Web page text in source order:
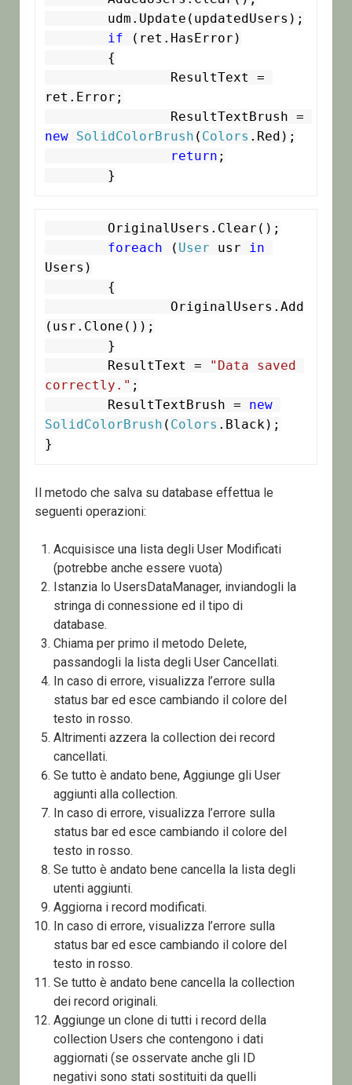
if (ret.HasError)
ret.Error;
new
SolidColorBrush ( Colors .Red);
return ;
foreach ( User usr
in
Users)
(usr.Clone());
	ResultText =
"Data saved
correctly." ;
	ResultTextBrush =
new
SolidColorBrush ( Colors .Black);
}
Il metodo che salva su database effettua le
seguenti operazioni:
Acquisisce una lista degli User Modificati
(potrebbe anche essere vuota)
Istanzia lo UsersDataManager, inviandogli la
stringa di connessione ed il tipo di
database.
Chiama per primo il metodo Delete,
passandogli la lista degli User Cancellati.
In caso di errore, visualizza l’errore sulla
status bar ed esce cambiando il colore del
testo in rosso.
Altrimenti azzera la collection dei record
cancellati.
Se tutto è andato bene, Aggiunge gli User
aggiunti alla collection.
In caso di errore, visualizza l’errore sulla
status bar ed esce cambiando il colore del
testo in rosso.
Se tutto è andato bene cancella la lista degli
utenti aggiunti.
Aggiorna i record modificati.
In caso di errore, visualizza l’errore sulla
status bar ed esce cambiando il colore del
testo in rosso.
Se tutto è andato bene cancella la collection
dei record originali.
Aggiunge un clone di tutti i record della
collection Users che contengono i dati
aggiornati (se osservate anche gli ID
negativi sono stati sostituiti da quelli